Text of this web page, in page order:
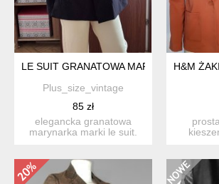
LE SUIT GRANATOWA MARYNARKA XXL
Plus_size_vintage
85 zł
elegancka granatowa
marynarka marki le suit.
H&M